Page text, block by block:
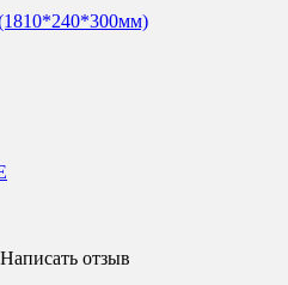
Написать отзыв